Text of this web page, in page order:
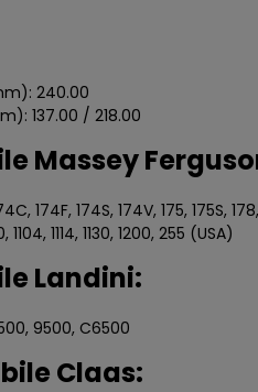
240.00
137.00 / 218.00
Massey
174F, 174S, 174V, 175, 175S,
1104, 1114, 1130, 1200, 255 (USA)
Landini:
9500, C6500
Claas: